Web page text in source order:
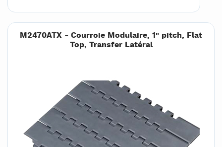
M2470ATX - Courroie Modulaire, 1" pitch, Flat
Top, Transfer Latéral